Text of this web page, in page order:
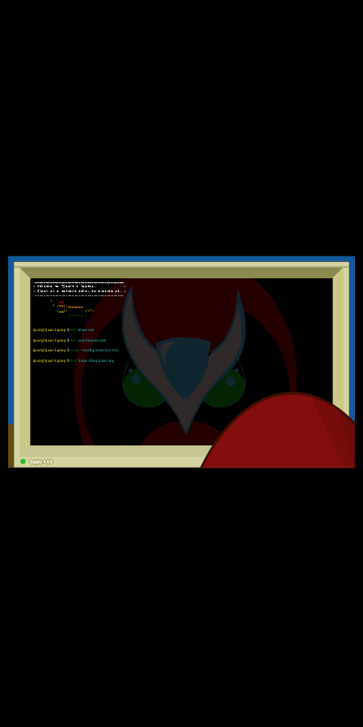
_________________________________________
< Welcome to Tjaart's laptop. >
< Click on a command below to execute it. >
-----------------------------------------
\^__^
\(oo)\_______
(__)\ )\/\
||----w |
|| ||
tjaart@tjaart-laptop$ less about.md
tjaart@tjaart-laptop$less contributions.md
tjaart@tjaart-laptop$nvim ~/config/nvim/init.vim
tjaart@tjaart-laptop$ lynx https://blog.tjaart.org
Lappy 486